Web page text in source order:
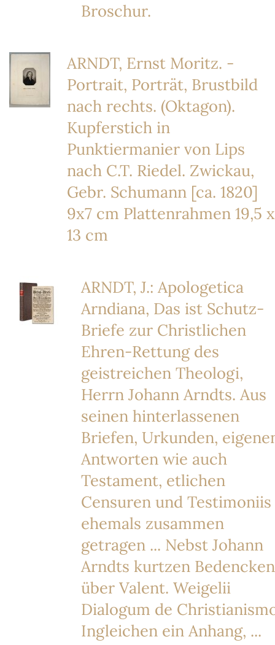
Broschur.
ARNDT, Ernst Moritz. -
Portrait, Porträt, Brustbild
nach rechts. (Oktagon).
Kupferstich in
Punktiermanier von Lips
nach C.T. Riedel. Zwickau,
Gebr. Schumann [ca. 1820]
9x7 cm Plattenrahmen 19,5 x
13 cm
ARNDT, J.: Apologetica
Arndiana, Das ist Schutz-
Briefe zur Christlichen
Ehren-Rettung des
geistreichen Theologi,
Herrn Johann Arndts. Aus
seinen hinterlassenen
Briefen, Urkunden,
Antworten wie auch
Testament, etlichen
Censuren und Testimoniis
ehemals zusammen
getragen ... Nebst Johann
Arndts kurtzen Bedencken
über Valent. Weigelii
Dialogum de
Ingleichen ein Anhang, ...